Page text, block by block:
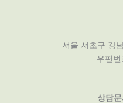
서울 서초구 강
우편
상담